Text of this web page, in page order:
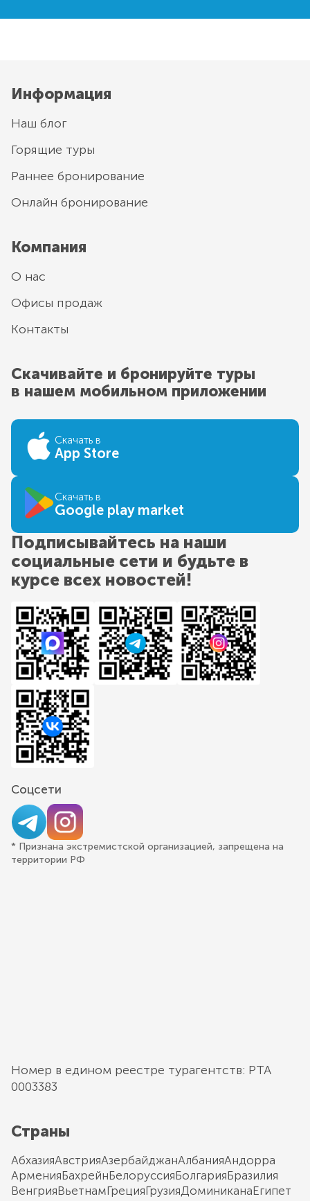
Информация
Наш блог
Горящие туры
Раннее бронирование
Онлайн бронирование
Компания
О нас
Офисы продаж
Контакты
Скачивайте и бронируйте туры
в нашем мобильном приложении
Скачать в
App Store
Скачать в
Google play market
Подписывайтесь на наши
социальные сети и будьте в
курсе всех новостей!
Соцсети
* Признана экстремистской организацией, запрещена на
территории РФ
Номер в едином реестре турагентств: РТА
0003383
Страны
АбхазияАвстрияАзербайджанАлбанияАндорра
АрменияБахрейнБелоруссияБолгарияБразилия
ВенгрияВьетнамГрецияГрузияДоминиканаЕгипет